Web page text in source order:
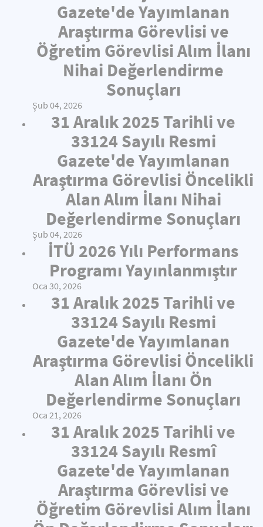
Gazete'de Yayımlanan
Araştırma Görevlisi ve
Öğretim Görevlisi Alım İlanı
Nihai Değerlendirme
Sonuçları
Şub 04, 2026
31 Aralık 2025 Tarihli ve
33124 Sayılı Resmi
Gazete'de Yayımlanan
Araştırma Görevlisi Öncelikli
Alan Alım İlanı Nihai
Değerlendirme Sonuçları
Şub 04, 2026
İTÜ 2026 Yılı Performans
Programı Yayınlanmıştır
Oca 30, 2026
31 Aralık 2025 Tarihli ve
33124 Sayılı Resmi
Gazete'de Yayımlanan
Araştırma Görevlisi Öncelikli
Alan Alım İlanı Ön
Değerlendirme Sonuçları
Oca 21, 2026
31 Aralık 2025 Tarihli ve
33124 Sayılı Resmî
Gazete'de Yayımlanan
Araştırma Görevlisi ve
Öğretim Görevlisi Alım İlanı